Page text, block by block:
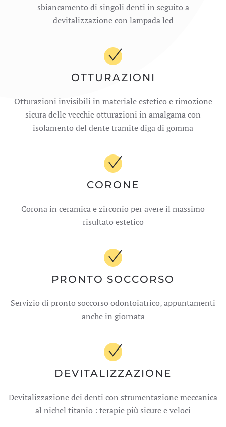
sbiancamento di singoli denti in seguito a
devitalizzazione con lampada led
OTTURAZIONI
Otturazioni invisibili in materiale estetico e rimozione
sicura delle vecchie otturazioni in amalgama con
isolamento del dente tramite diga di gomma
CORONE
Corona in ceramica e zirconio per avere il massimo
risultato estetico
PRONTO SOCCORSO
Servizio di pronto soccorso odontoiatrico, appuntamenti
anche in giornata
DEVITALIZZAZIONE
Devitalizzazione dei denti con strumentazione meccanica
al nichel titanio : terapie più sicure e veloci